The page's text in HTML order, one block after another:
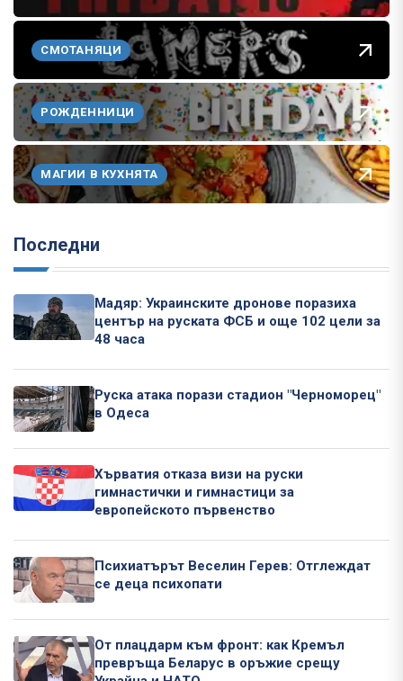
СМОТАНЯЦИ
РОЖДЕННИЦИ
МАГИИ В КУХНЯТА
Последни
Мадяр: Украинските дронове поразиха
център на руската ФСБ и още 102 цели за
48 часа
Руска атака порази стадион "Черноморец"
в Одеса
Хърватия отказа визи на руски
гимнастички и гимнастици за
европейското първенство
Психиатърът Веселин Герев: Отглеждат
се деца психопати
От плацдарм към фронт: как Кремъл
превръща Беларус в оръжие срещу